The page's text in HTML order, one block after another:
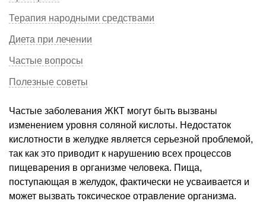
Терапия народными средствами
Диета при лечении
Частые вопросы
Полезные советы
Частые заболевания ЖКТ могут быть вызваны
изменением уровня соляной кислоты. Недостаток
кислотности в желудке является серьезной проблемой,
так как это приводит к нарушению всех процессов
пищеварения в организме человека. Пища,
поступающая в желудок, фактически не усваивается и
может вызвать токсическое отравление организма.